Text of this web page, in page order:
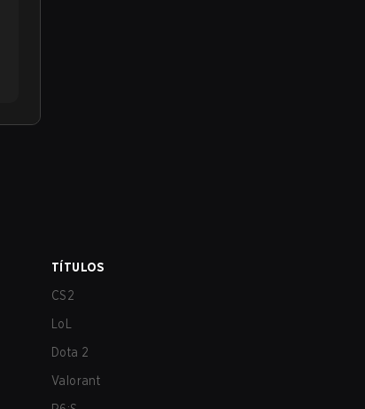
TÍTULOS
CS2
LoL
Dota 2
Valorant